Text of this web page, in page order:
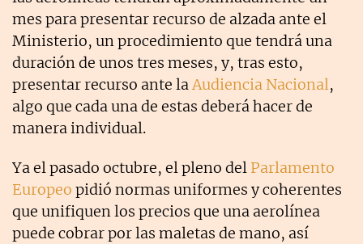
mes para presentar recurso de alzada ante el
Ministerio, un procedimiento que tendrá una
duración de unos tres meses, y, tras esto,
presentar recurso ante laAudiencia Nacional,
algo que cada una de estas deberá hacer de
manera individual.
Ya el pasado octubre, el pleno del Parlamento
Europeo pidió normas uniformes y coherentes
que unifiquen los precios que una aerolínea
puede cobrar por las maletas de mano, así